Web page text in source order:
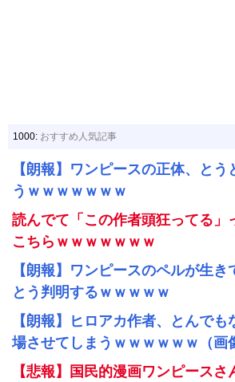
1000: おすすめ人気記事
【朗報】ワンピースの正体、とう
うｗｗｗｗｗｗｗ
読んでて「この作者頭狂ってる」
こちらｗｗｗｗｗｗｗ
【朗報】ワンピースのペルが生き
とう判明するｗｗｗｗｗ
【朗報】ヒロアカ作者、とんで
場させてしまうｗｗｗｗｗｗ（画
【悲報】国民的漫画ワンピースさ